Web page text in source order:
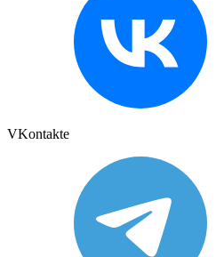
VKontakte